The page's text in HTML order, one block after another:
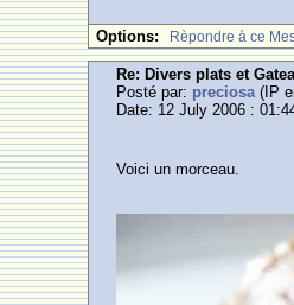
Options: Rèpondre à ce
Re: Divers plats et
Posté par: preciosa(IP
Date: 12 July 2006 :
Voici un morceau.